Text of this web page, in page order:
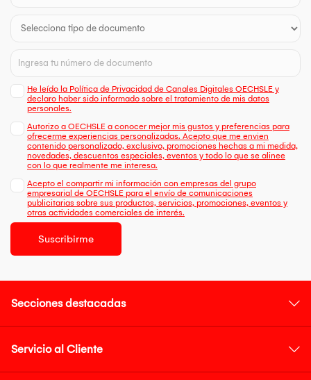
He leído la Política de Privacidad de Canales Digitales OECHSLE y
declaro haber sido informado sobre el tratamiento de mis datos
personales.
Autorizo a OECHSLE a conocer mejor mis gustos y preferencias para
ofrecerme experiencias personalizadas. Acepto que me envien
contenido personalizado, exclusivo, promociones hechas a mi medida,
novedades, descuentos especiales, eventos y todo lo que se alinee
con lo que realmente me interesa.
Acepto el compartir mi información con empresas del grupo
empresarial de OECHSLE para el envío de comunicaciones
publicitarias sobre sus productos, servicios, promociones, eventos y
otras actividades comerciales de interés.
Suscribirme
Secciones destacadas
Servicio al Cliente